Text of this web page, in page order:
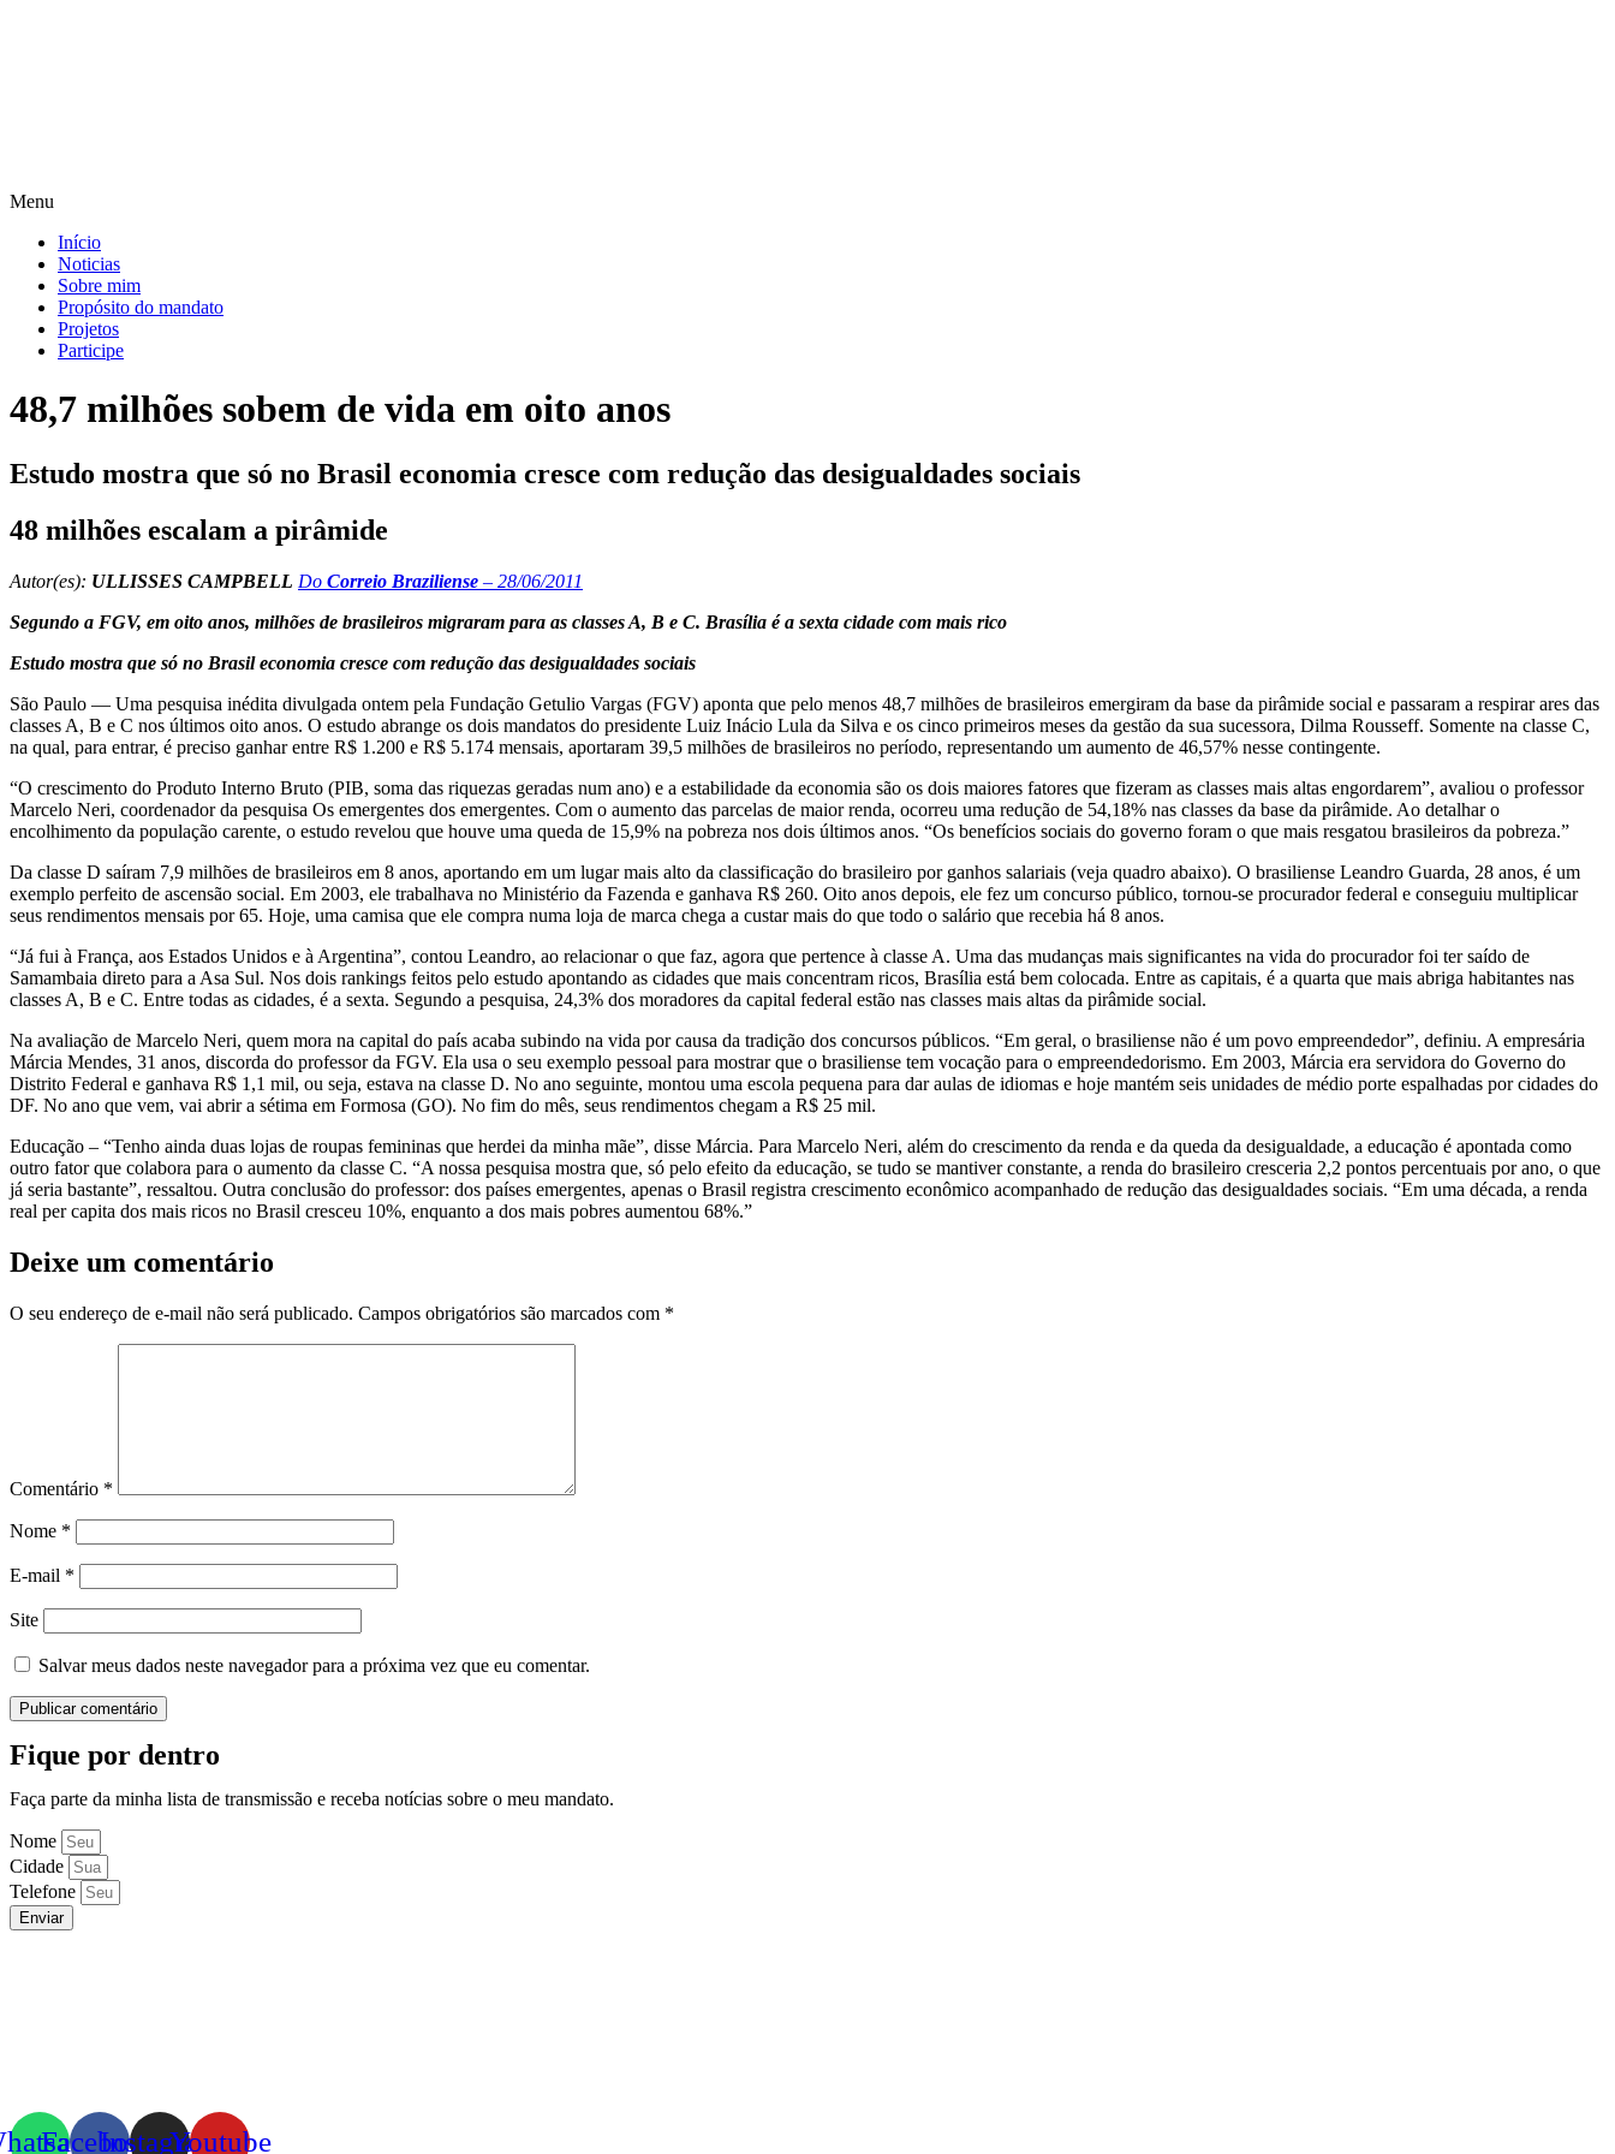
Menu
Início
Noticias
Sobre mim
Propósito do mandato
Projetos
Participe
48,7 milhões sobem de vida em oito anos
Estudo mostra que só no Brasil economia cresce com redução das desigualdades sociais
48 milhões escalam a pirâmide
Autor(es): ULLISSES CAMPBELL Do Correio Braziliense – 28/06/2011
Segundo a FGV, em oito anos, milhões de brasileiros migraram para as classes A, B e C. Brasília é a sexta cidade com mais rico
Estudo mostra que só no Brasil economia cresce com redução das desigualdades sociais
São Paulo — Uma pesquisa inédita divulgada ontem pela Fundação Getulio Vargas (FGV) aponta que pelo menos 48,7 milhões de brasileiros emergiram da base da pirâmide social e passaram a respirar ares das
classes A, B e C nos últimos oito anos. O estudo abrange os dois mandatos do presidente Luiz Inácio Lula da Silva e os cinco primeiros meses da gestão da sua sucessora, Dilma Rousseff. Somente na classe C,
na qual, para entrar, é preciso ganhar entre R$ 1.200 e R$ 5.174 mensais, aportaram 39,5 milhões de brasileiros no período, representando um aumento de 46,57% nesse contingente.
“O crescimento do Produto Interno Bruto (PIB, soma das riquezas geradas num ano) e a estabilidade da economia são os dois maiores fatores que fizeram as classes mais altas engordarem”, avaliou o professor
Marcelo Neri, coordenador da pesquisa Os emergentes dos emergentes. Com o aumento das parcelas de maior renda, ocorreu uma redução de 54,18% nas classes da base da pirâmide. Ao detalhar o
encolhimento da população carente, o estudo revelou que houve uma queda de 15,9% na pobreza nos dois últimos anos. “Os benefícios sociais do governo foram o que mais resgatou brasileiros da pobreza.”
Da classe D saíram 7,9 milhões de brasileiros em 8 anos, aportando em um lugar mais alto da classificação do brasileiro por ganhos salariais (veja quadro abaixo). O brasiliense Leandro Guarda, 28 anos, é um
exemplo perfeito de ascensão social. Em 2003, ele trabalhava no Ministério da Fazenda e ganhava R$ 260. Oito anos depois, ele fez um concurso público, tornou-se procurador federal e conseguiu multiplicar
seus rendimentos mensais por 65. Hoje, uma camisa que ele compra numa loja de marca chega a custar mais do que todo o salário que recebia há 8 anos.
“Já fui à França, aos Estados Unidos e à Argentina”, contou Leandro, ao relacionar o que faz, agora que pertence à classe A. Uma das mudanças mais significantes na vida do procurador foi ter saído de
Samambaia direto para a Asa Sul. Nos dois rankings feitos pelo estudo apontando as cidades que mais concentram ricos, Brasília está bem colocada. Entre as capitais, é a quarta que mais abriga habitantes nas
classes A, B e C. Entre todas as cidades, é a sexta. Segundo a pesquisa, 24,3% dos moradores da capital federal estão nas classes mais altas da pirâmide social.
Na avaliação de Marcelo Neri, quem mora na capital do país acaba subindo na vida por causa da tradição dos concursos públicos. “Em geral, o brasiliense não é um povo empreendedor”, definiu. A empresária
Márcia Mendes, 31 anos, discorda do professor da FGV. Ela usa o seu exemplo pessoal para mostrar que o brasiliense tem vocação para o empreendedorismo. Em 2003, Márcia era servidora do Governo do
Distrito Federal e ganhava R$ 1,1 mil, ou seja, estava na classe D. No ano seguinte, montou uma escola pequena para dar aulas de idiomas e hoje mantém seis unidades de médio porte espalhadas por cidades do
DF. No ano que vem, vai abrir a sétima em Formosa (GO). No fim do mês, seus rendimentos chegam a R$ 25 mil.
Educação – “Tenho ainda duas lojas de roupas femininas que herdei da minha mãe”, disse Márcia. Para Marcelo Neri, além do crescimento da renda e da queda da desigualdade, a educação é apontada como
outro fator que colabora para o aumento da classe C. “A nossa pesquisa mostra que, só pelo efeito da educação, se tudo se mantiver constante, a renda do brasileiro cresceria 2,2 pontos percentuais por ano, o que
já seria bastante”, ressaltou. Outra conclusão do professor: dos países emergentes, apenas o Brasil registra crescimento econômico acompanhado de redução das desigualdades sociais. “Em uma década, a renda
real per capita dos mais ricos no Brasil cresceu 10%, enquanto a dos mais pobres aumentou 68%.”
Deixe um comentário
O seu endereço de e-mail não será publicado. Campos obrigatórios são marcados com *
Comentário *
Nome *
E-mail *
Site
Salvar meus dados neste navegador para a próxima vez que eu comentar.
Fique por dentro
Faça parte da minha lista de transmissão e receba notícias sobre o meu mandato.
Nome
Cidade
Telefone
Enviar
FacebookInstagramYoutube